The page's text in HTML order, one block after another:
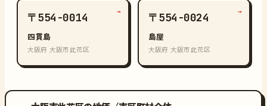
〒554-0014
四貫島
大阪府 大阪市此花区
→ 〒554-0024
島屋
大阪府 大阪市此花区
→